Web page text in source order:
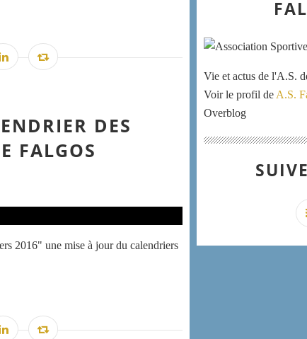
DES
FALGOS
2016" une mise à jour du calendriers
Vie et actus de l'A.S.
Voir le profil de A.S.
Overblog